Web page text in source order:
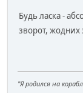
Будь ласка -
зворот,
"Я родился на